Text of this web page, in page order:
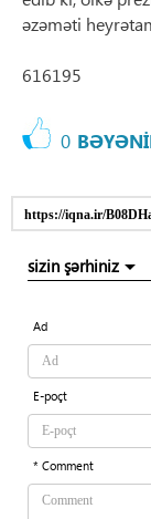
əzəməti
616195
0
https://iqna.ir/
sizin şərhiniz
Ad
E-poçt
* Comment